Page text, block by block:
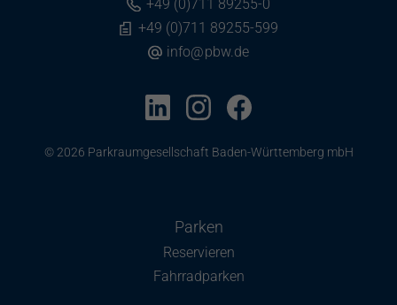
+49 (0)711 89255-0
+49 (0)711 89255-599
info@pbw.de
© 2026 Parkraumgesellschaft Baden-Württemberg mbH
Parken
Reservieren
Fahrradparken